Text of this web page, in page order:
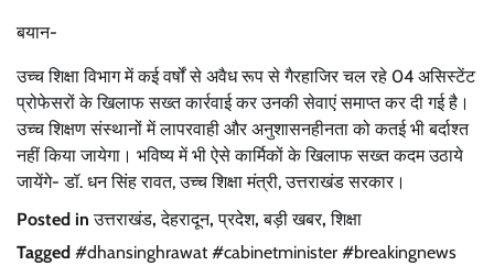
बयान-
उच्च शिक्षा विभाग में कई वर्षों से अवैध रूप से गैरहाजिर चल रहे 04 असिस्टेंट
प्रोफेसरों के खिलाफ सख्त कार्रवाई कर उनकी सेवाएं समाप्त कर दी गई है।
उच्च शिक्षण संस्थानों में लापरवाही और अनुशासनहीनता को कतई भी बर्दाश्त
नहीं किया जायेगा। भविष्य में भी ऐसे कार्मिकों के खिलाफ सख्त कदम उठाये
जायेंगे- डॉ. धन सिंह रावत, उच्च शिक्षा मंत्री, उत्तराखंड सरकार।
Posted inउत्तराखंड,देहरादून,प्रदेश,बड़ी खबर,शिक्षा
Tagged #dhansinghrawat #cabinetminister #breakingnews